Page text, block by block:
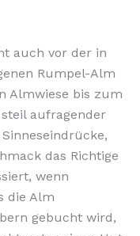
auch vor der in
Rumpel-Alm
Almwiese bis zum
aufragender
das Richtige
wenn
die Alm
gebucht wird,